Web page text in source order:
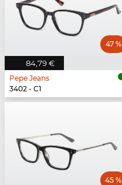
84,79 €
47 %
Pepe Jeans
3402 - C1
45 %